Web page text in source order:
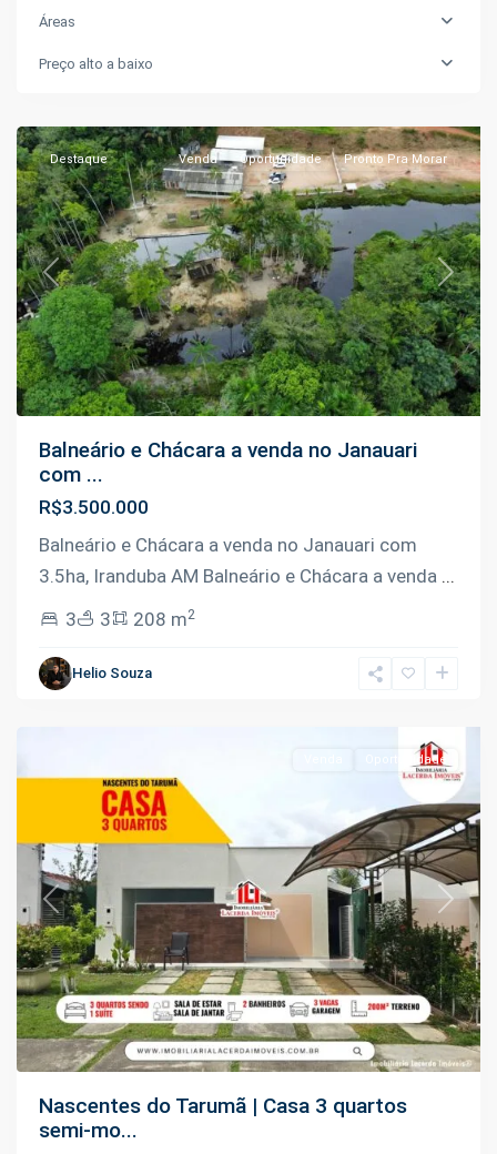
Áreas
Preço alto a baixo
Janauari,
Previous Next
Destaque Venda Oportunidade Pronto Pra Morar
Balneário e Chácara a venda no Janauari
com ...
R$3.500.000
Balneário e Chácara a venda no Janauari com
3.5ha, Iranduba AM Balneário e Chácara a venda ...
3
3 208 m2
Helio Souza
Açu,
Previous Next
Oportunidade
Nascentes do Tarumã | Casa 3 quartos
semi-mo...